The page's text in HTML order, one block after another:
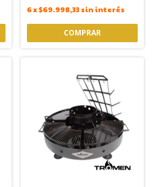
6x$69.998,33 sin interés